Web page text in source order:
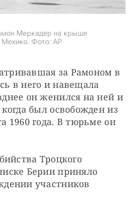
Меркадер на крыше
Мехико. Фото: AP
за Рамоном в
в него и навещала
он женился на ней и
был освобожден из
1960 года. В тюрьме он
Троцкого
Берии приняло
участников